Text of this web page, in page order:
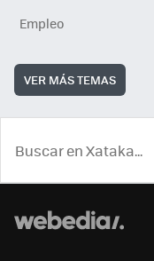
Empleo
VER MÁS TEMAS